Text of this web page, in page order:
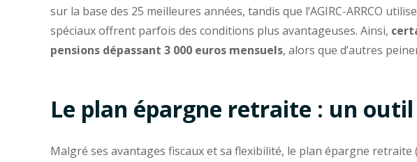
sur la base des 25 meilleures années, tandis que l’AGIRC-ARRCO
spéciaux offrent parfois des conditions plus avantageuses. Ainsi,
pensions dépassant 3 000 euros mensuels, alors que d’autres
Le plan épargne retraite : un
Malgré ses avantages fiscaux et sa flexibilité, le plan épargne retraite